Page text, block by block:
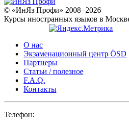
© «ИнЯз Профи» 2008−2026
Курсы иностранных языков в
О нас
Экзаменационный центр ÖSD
Партнеры
Статьи / полезное
F.A.Q.
Контакты
Телефон: